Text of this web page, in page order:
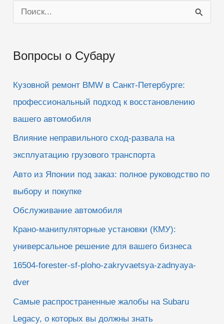
о
с
Вопросы о Субару
Кузовной ремонт BMW в Санкт-Петербурге:
профессиональный подход к восстановлению
вашего автомобиля
Влияние неправильного сход-развала на
эксплуатацию грузового транспорта
Авто из Японии под заказ: полное руководство по
выбору и покупке
Обслуживание автомобиля
Крано-манипуляторные установки (КМУ):
универсальное решение для вашего бизнеса
16504-forester-sf-ploho-zakryvaetsya-zadnyaya-
dver
Самые распространенные жалобы на Subaru
Legacy, о которых вы должны знать